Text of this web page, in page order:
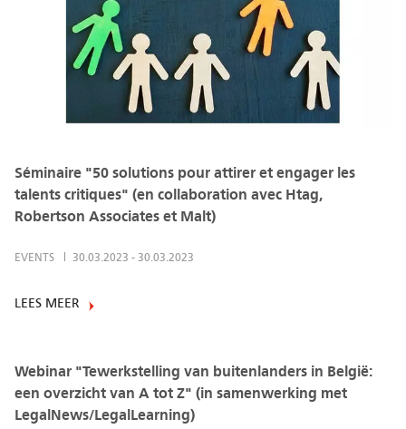
Séminaire "50 solutions pour attirer et engager les
talents critiques" (en collaboration avec Htag,
Robertson Associates et Malt)
EVENTS 30.03.2023 - 30.03.2023
LEES MEER
Webinar "Tewerkstelling van buitenlanders in België:
een overzicht van A tot Z" (in samenwerking met
LegalNews/LegalLearning)